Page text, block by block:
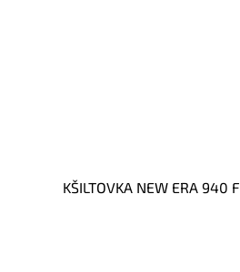
KŠILTOVKA NEW ERA 940